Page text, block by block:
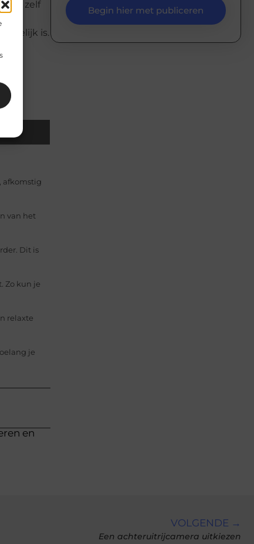
je zelf
te
is.
afkomstig
van het
Dit is
Zo kun je
relaxte
je
en
Begin hier met publiceren
VOLGENDE →
Een achteruitrijcamera uitkiezen